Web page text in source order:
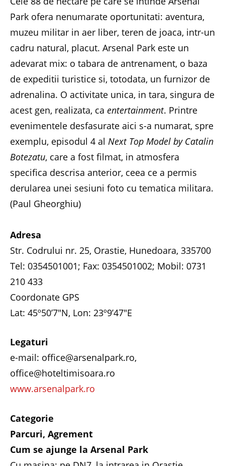
Park ofera nenumarate oportunitati: aventura,
muzeu militar in aer liber, teren de joaca, intr-un
cadru natural, placut. Arsenal Park este un
adevarat mix: o tabara de antrenament, o baza
de expeditii turistice si, totodata, un furnizor de
adrenalina. O activitate unica, in tara, singura de
acest gen, realizata, ca entertainment. Printre
evenimentele desfasurate aici s-a numarat, spre
exemplu, episodul 4 al Next Top Model by Catalin
Botezatu, care a fost filmat, in atmosfera
specifica descrisa anterior, ceea ce a permis
derularea unei sesiuni foto cu tematica militara.
(Paul Gheorghiu)
Adresa
Str. Codrului nr. 25, Orastie, Hunedoara, 335700
Tel: 0354501001; Fax: 0354501002; Mobil: 0731
210 433
Coordonate GPS
Lat: 45º50’7″N, Lon: 23º9’47″E
Legaturi
e-mail: office@arsenalpark.ro,
office@hoteltimisoara.ro
www.arsenalpark.ro
Categorie
Parcuri, Agrement
Cum se ajunge la Arsenal Park